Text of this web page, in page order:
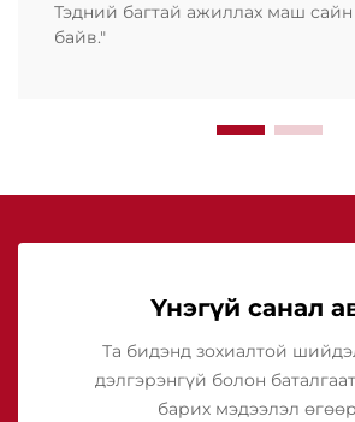
Тэдний багтай ажиллах маш
байв."
Үнэгүй санал
Та бидэнд зохиалтой
дэлгэрэнгүй болон
барих мэдээлэл